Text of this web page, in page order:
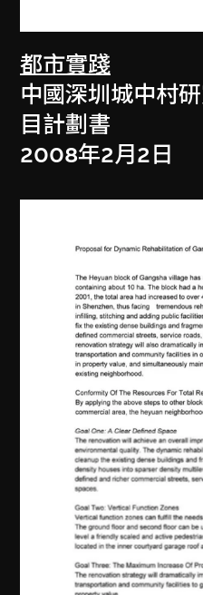
都市實踐
中國深圳城中村
目計劃書
2008年2月2日